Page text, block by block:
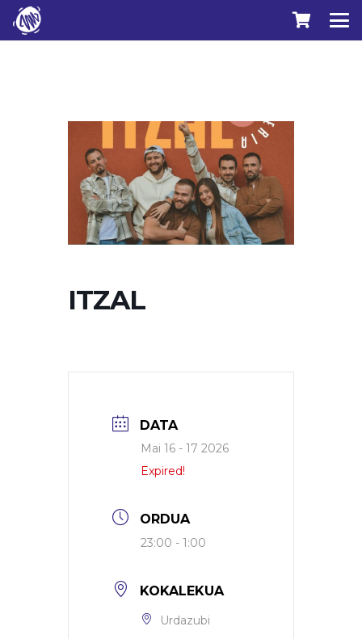
ITZAL
DATA
Mai 16 - 17 2026
Expired!
ORDUA
23:00 - 1:00
KOKALEKUA
Urdazubi